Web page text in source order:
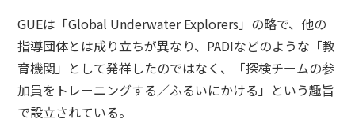
GUEは「Global Underwater Explorers」の略で、他の
指導団体とは成り立ちが異なり、PADIなどのような「教
育機関」として発祥したのではなく、「探検チームの参
加員をトレーニングする／ふるいにかける」という趣旨
で設立されている。